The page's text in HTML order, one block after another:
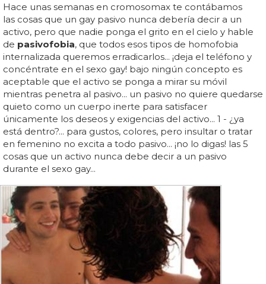
Hace unas semanas en cromosomax te contábamos
las cosas que un gay pasivo nunca debería decir a un
activo, pero que nadie ponga el grito en el cielo y hable
de pasivofobia, que todos esos tipos de homofobia
internalizada queremos erradicarlos... ¡deja el teléfono y
concéntrate en el sexo gay! bajo ningún concepto es
aceptable que el activo se ponga a mirar su móvil
mientras penetra al pasivo... un pasivo no quiere quedarse
quieto como un cuerpo inerte para satisfacer
únicamente los deseos y exigencias del activo... 1 - ¿ya
está dentro?... para gustos, colores, pero insultar o tratar
en femenino no excita a todo pasivo... ¡no lo digas! las 5
cosas que un activo nunca debe decir a un pasivo
durante el sexo gay...